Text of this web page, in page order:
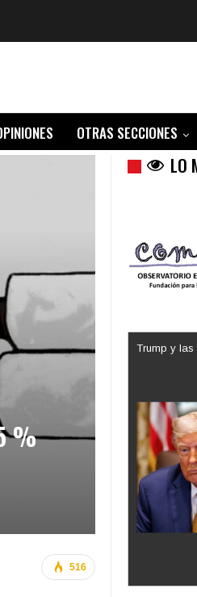
OTRAS SECCIONES
%
516
LO
Los latinos